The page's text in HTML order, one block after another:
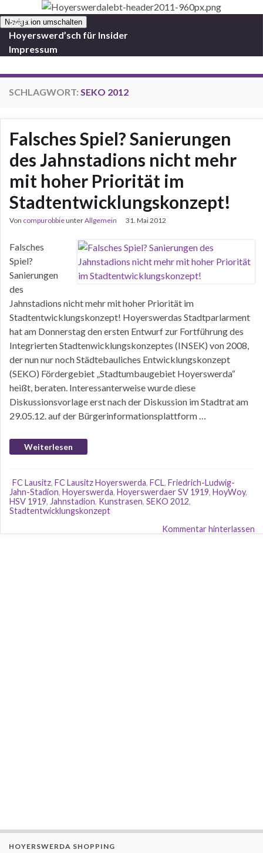
Navigation umschalten
Start
Hoyerswerd’sch für Insider
Impressum
SCHLAGWORT: SEKO 2012
Falsches Spiel? Sanierungen
des Jahnstadions nicht mehr
mit hoher Priorität im
Stadtentwicklungskonzept!
Von compurobbieunterAllgemein 31. Mai 2012
Falsches
Spiel?
Sanierungen
des
Jahnstadions nicht mehr mit hoher Priorität im
Stadtentwicklungskonzept! Hoyerswerdas Stadtparlarment
hat am Donnerstag den ersten Entwurf zur Fortführung des
Integrierten Stadtenwicklungskonzeptes (INSEK) von 2008,
der nun nur noch Städtebauliches Entwicklungskonzept
(SEKO) Fördergebiet „Stadtumbaugebiet Hoyerswerda“
heißt, beraten. Interessanterweise wurde diese
Diskussionsvorlage erst nach der Diskussion im Stadtrat am
29.05.12. auf der Bürgerinformationsplattform …
Weiterlesen
FC Lausitz, FC Lausitz Hoyerswerda, FCL, Friedrich-Ludwig-
Jahn-Stadion, Hoyerswerda, Hoyerswerdaer SV 1919, HoyWoy,
HSV 1919, Jahnstadion, Kunstrasen, SEKO 2012,
Stadtentwicklungskonzept
Kommentar hinterlassen
HOYERSWERDA SHOPPING